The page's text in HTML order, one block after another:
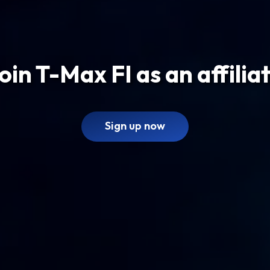
T-Max FI as an
Sign up now